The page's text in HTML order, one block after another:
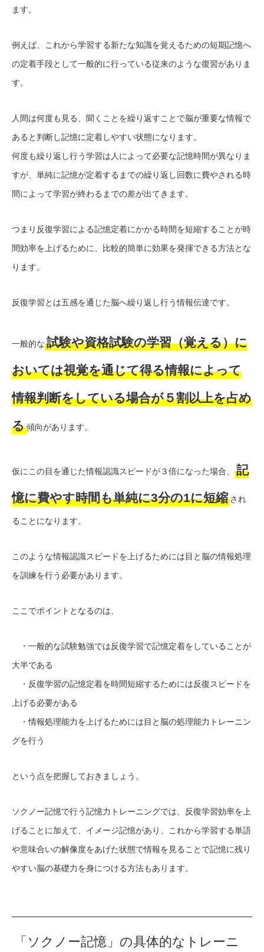
ます。
例えば、これから学習する新たな知識を覚えるための短期記憶へ
の定着手段として一般的に行っている従来のような復習がありま
す。
人間は何度も見る、聞くことを繰り返すことで脳が重要な情報で
あると判断し記憶に定着しやすい状態になります。
何度も繰り返し行う学習は人によって必要な記憶時間が異なりま
すが、単純に記憶が定着するまでの繰り返し回数に費やされる時
間によって学習が終わるまでの差が出てきます。
つまり反復学習による記憶定着にかかる時間を短縮することが時
間効率を上げるために、比較的簡単に効果を発揮できる方法とな
ります。
反復学習とは五感を通じた脳へ繰り返し行う情報伝達です。
一般的な 試験や資格試験の学習（覚える）に
おいては視覚を通じて得る情報によって
情報判断をしている場合が５割以上を占め
る傾向があります。
仮にこの目を通じた情報認識スピードが３倍になった場合、 記
憶に費やす時間も単純に3分の1に短縮 され
ることになります。
このような情報認識スピードを上げるためには目と脳の情報処理
を訓練を行う必要があります。
ここでポイントとなるのは、
・一般的な試験勉強では反復学習で記憶定着をしていることが
大半である
・反復学習の記憶定着を時間短縮するためには反復スピードを
上げる必要がある
・情報処理能力を上げるためには目と脳の処理能力トレーニン
グを行う
という点を把握しておきましょう。
ソクノー記憶で行う記憶力トレーニングでは、反復学習効率を上
げることに加えて、イメージ記憶があり、これから学習する単語
や意味合いの解像度をあげた状態で情報を見ることで記憶に残り
やすい脳の基礎力を身につける方法もあります。
「ソクノー記憶」の具体的なトレーニ